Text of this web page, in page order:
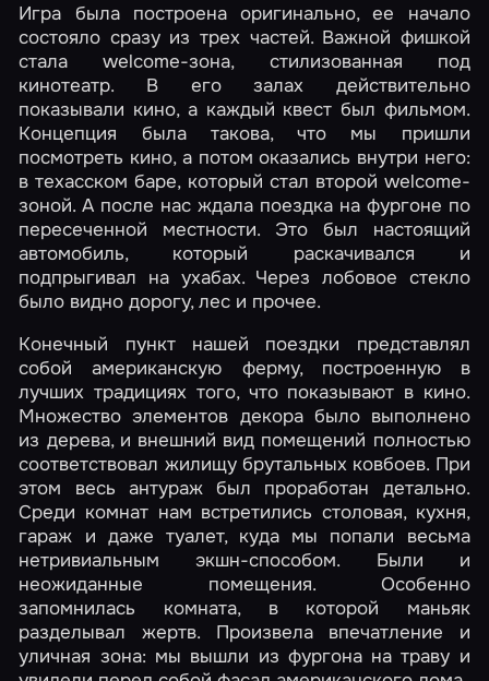
Игра была построена оригинально, ее начало
состояло сразу из трех частей. Важной фишкой
стала welcome-зона, стилизованная под
кинотеатр. В его залах действительно
показывали кино, а каждый квест был фильмом.
Концепция была такова, что мы пришли
посмотреть кино, а потом оказались внутри него:
в техасском баре, который стал второй welcome-
зоной. А после нас ждала поездка на фургоне по
пересеченной местности. Это был настоящий
автомобиль, который раскачивался и
подпрыгивал на ухабах. Через лобовое стекло
было видно дорогу, лес и прочее.
Конечный пункт нашей поездки представлял
собой американскую ферму, построенную в
лучших традициях того, что показывают в кино.
Множество элементов декора было выполнено
из дерева, и внешний вид помещений полностью
соответствовал жилищу брутальных ковбоев. При
этом весь антураж был проработан детально.
Среди комнат нам встретились столовая, кухня,
гараж и даже туалет, куда мы попали весьма
нетривиальным экшн-способом. Были и
неожиданные помещения. Особенно
запомнилась комната, в которой маньяк
разделывал жертв. Произвела впечатление и
уличная зона: мы вышли из фургона на траву и